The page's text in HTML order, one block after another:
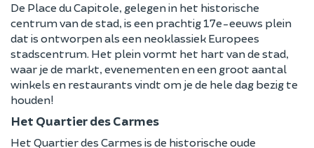
De Place du Capitole, gelegen in het historische
centrum van de stad, is een prachtig 17e-eeuws plein
dat is ontworpen als een neoklassiek Europees
stadscentrum. Het plein vormt het hart van de stad,
waar je de markt, evenementen en een groot aantal
winkels en restaurants vindt om je de hele dag bezig te
houden!
Het Quartier des Carmes
Het Quartier des Carmes is de historische oude